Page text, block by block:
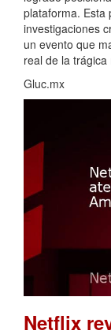
plataforma. Esta
investigaciones
un evento que
real de la
Gluc.mx
Netflix